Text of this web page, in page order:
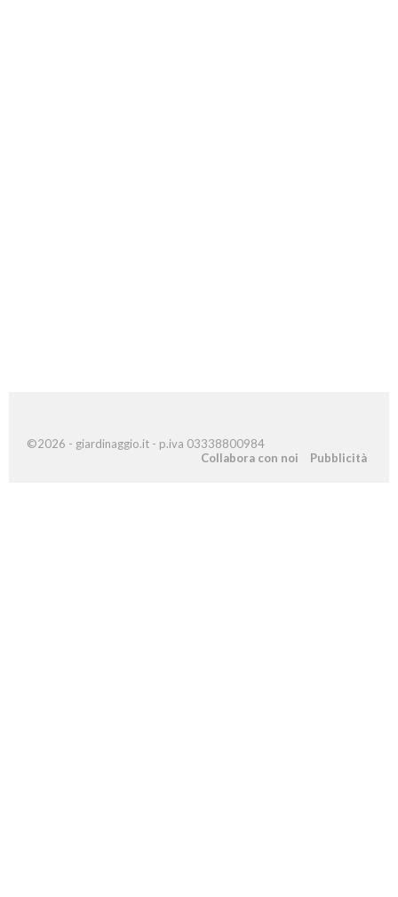
©2026 - giardinaggio.it - p.iva 03338800984
Collabora con noi
Pubblicità